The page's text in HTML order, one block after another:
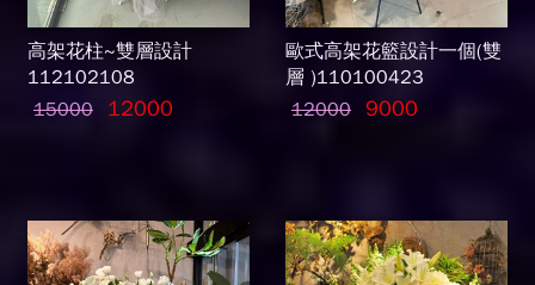
高架花柱~雙層設計
112102108
15000
12000
歐式高架花籃設計一個(雙
層 )110100423
12000 9000